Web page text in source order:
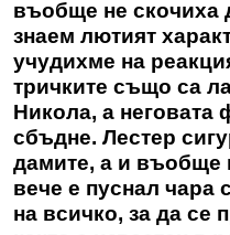
въобще не скочиха
знаем лютият
учудихме на
тричките също са
Никола, а неговата
сбъдне. Лестер
дамите, а и въобще
вече е пуснал чара
на всичко, за да се